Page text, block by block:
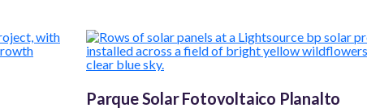
Parque Solar Fotovoltaico Planalto